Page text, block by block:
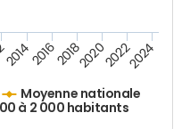
Moyenne nationale
à 2 000 habitants
201420162018202020222024